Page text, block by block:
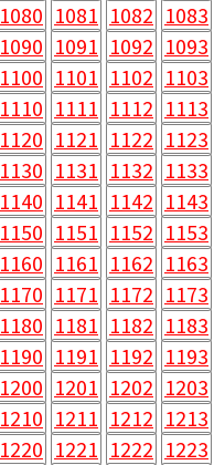
1080 1081 1082 1083
1090 1091 1092 1093
1100 1101 1102 1103
1110 1111 1112 1113
1120 1121 1122 1123
1130 1131 1132 1133
1140 1141 1142 1143
1150 1151 1152 1153
1160 1161 1162 1163
1170 1171 1172 1173
1180 1181 1182 1183
1190 1191 1192 1193
1200 1201 1202 1203
1210 1211 1212 1213
1220 1221 1222 1223